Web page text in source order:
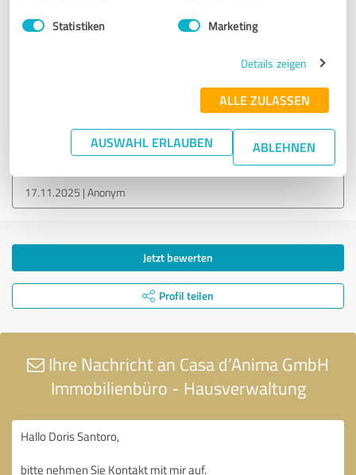
Statistiken Marketing
Details zeigen
ALLE ZULASSEN
AUSWAHL ERLAUBEN ABLEHNEN
Empfehlung
Casa d'Anima GmbH Immobilienbüro +
Hausverwaltung
17.11.2025 Anonym
Jetzt bewerten
Profil teilen
Ihre Nachricht an Casa d’Anima GmbH
Immobilienbüro - Hausverwaltung